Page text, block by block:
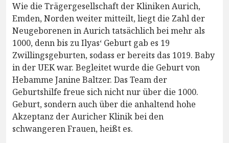
Wie die Trägergesellschaft der Kliniken Aurich,
Emden, Norden weiter mitteilt, liegt die Zahl der
Neugeborenen in Aurich tatsächlich bei mehr als
1000, denn bis zu Ilyas‘ Geburt gab es 19
Zwillingsgeburten, sodass er bereits das 1019. Baby
in der UEK war. Begleitet wurde die Geburt von
Hebamme Janine Baltzer. Das Team der
Geburtshilfe freue sich nicht nur über die 1000.
Geburt, sondern auch über die anhaltend hohe
Akzeptanz der Auricher Klinik bei den
schwangeren Frauen, heißt es.